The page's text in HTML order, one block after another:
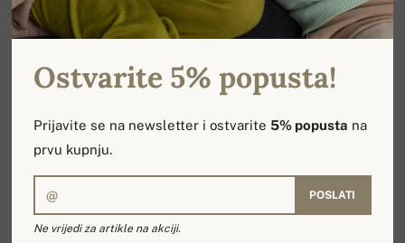
-17%
Ostvarite 5% popusta!
Prijavite se na newsletter i ostvarite5% popusta na
prvu kupnju.
POSLATI
Ne vrijedi za artikle na akciji.